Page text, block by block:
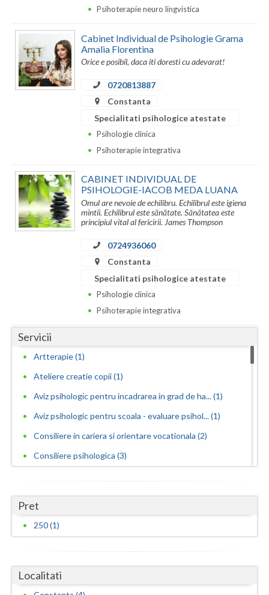
Mehedinti
Mures
Neamt
Satu-Mare
Sibiu
Suceava
Vaslui
Psihoterapie neuro lingvistica
Cabinet Individual de Psihologie Grama
Amalia Florentina
Orice e posibil, daca iti doresti cu adevarat!
0720813887
Constanta
Specialitati psihologice atestate
Psihologie clinica
Psihoterapie integrativa
CABINET INDIVIDUAL DE
PSIHOLOGIE-IACOB MEDA LUANA
Omul are nevoie de echilibru. Echilibrul este igiena
mintii. Echilibrul este sănătate. Sănătatea este
principiul vital al fericirii. James Thompson
0724936060
Constanta
Specialitati psihologice atestate
Psihologie clinica
Psihoterapie integrativa
Servicii
Artterapie (1)
Ateliere creatie copii (1)
Aviz psihologic pentru incadrarea in grad de ha... (1)
Aviz psihologic pentru scoala - evaluare psihol... (1)
Consiliere in cariera si orientare vocationala (2)
Consiliere psihologica (3)
Consiliere psihologica pentru dezvoltare personala
(5)
Consiliere psihologica pentru persoane dependen...
Consiliere psihologica pentru persoanele care s... (5)
Consiliere psihologica privind orientarea in ca... (3)
Pret
250 (1)
Localitati